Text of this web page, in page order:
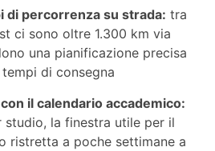
di percorrenza su strada: tra
ci sono oltre 1.300 km via
una pianificazione precisa
di consegna
il calendario accademico:
studio, la finestra utile per il
ristretta a poche settimane a